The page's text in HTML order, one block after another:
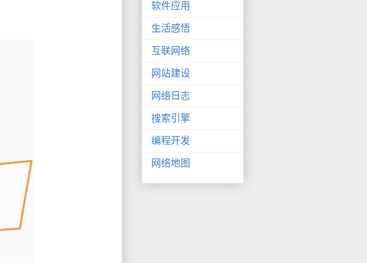
软件应用
生活感悟
互联网络
网站建设
网络日志
搜索引擎
编程开发
网络地图